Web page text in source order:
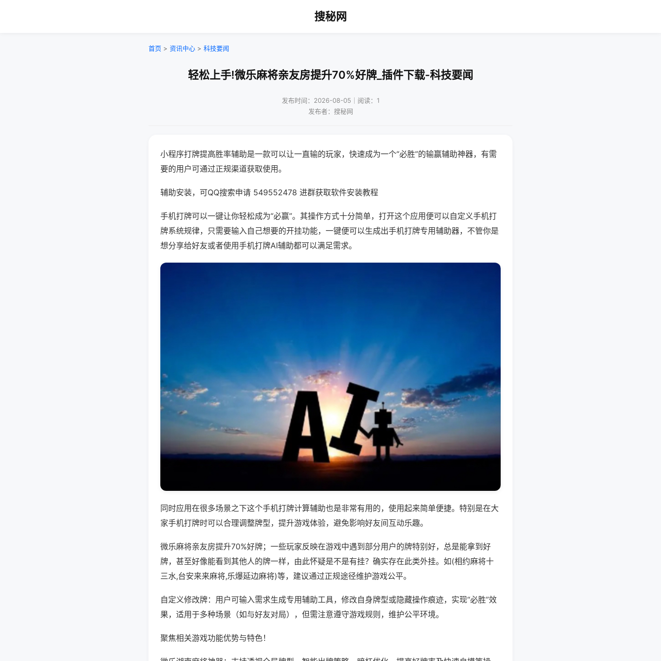
搜秘网
首页 > 资讯中心 > 科技要闻
轻松上手!微乐麻将亲友房提升70%好牌_插件下载-科技要闻
发布时间：2026-08-05｜阅读：1
发布者：搜秘网
小程序打牌提高胜率辅助是一款可以让一直输的玩家，快速成为一个“必胜”的输赢辅助神器，有需
要的用户可通过正规渠道获取使用。
辅助安装，可QQ搜索申请 549552478 进群获取软件安装教程
手机打牌可以一键让你轻松成为“必赢”。其操作方式十分简单，打开这个应用便可以自定义手机打
牌系统规律，只需要输入自己想要的开挂功能，一键便可以生成出手机打牌专用辅助器，不管你是
想分享给好友或者使用手机打牌AI辅助都可以满足需求。
同时应用在很多场景之下这个手机打牌计算辅助也是非常有用的，使用起来简单便捷。特别是在大
家手机打牌时可以合理调整牌型，提升游戏体验，避免影响好友间互动乐趣。
微乐麻将亲友房提升70%好牌；一些玩家反映在游戏中遇到部分用户的牌特别好，总是能拿到好
牌，甚至好像能看到其他人的牌一样，由此怀疑是不是有挂？确实存在此类外挂。如(相约麻将十
三水,台安来来麻将,乐爆延边麻将)等，建议通过正规途径维护游戏公平。
自定义修改牌：用户可输入需求生成专用辅助工具，修改自身牌型或隐藏操作痕迹，实现“必胜”效
果，适用于多种场景（如与好友对局），但需注意遵守游戏规则，维护公平环境。
聚焦相关游戏功能优势与特色！